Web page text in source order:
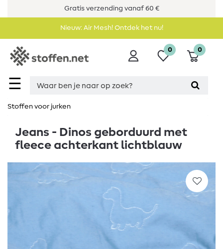
Gratis verzending vanaf 60 €
Nieuw: Air Mesh! Ontdek het nu!
☰
0 0
Stoffen voor jurken
Jeans - Dinos geborduurd met
fleece achterkant lichtblauw